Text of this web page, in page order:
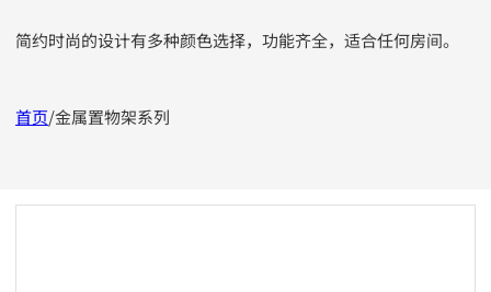
简约时尚的设计有多种颜色选择，功能齐全，适合任何房间。
首页/金属置物架系列